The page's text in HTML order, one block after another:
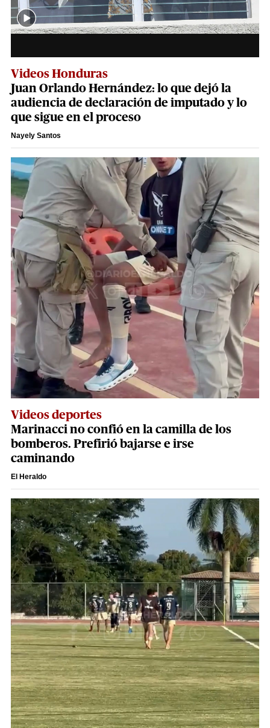
Videos Honduras
Juan Orlando Hernández: lo que dejó la
audiencia de declaración de imputado y lo
que sigue en el proceso
Nayely Santos
Videos deportes
Marinacci no confió en la camilla de los
bomberos. Prefirió bajarse e irse
caminando
El Heraldo